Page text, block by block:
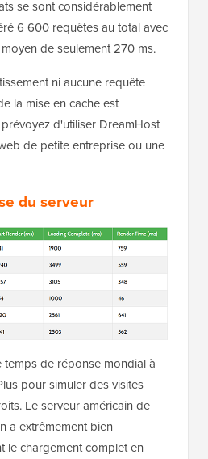
se sont considérablement
6 600 requêtes au total avec
de seulement 270 ms.
ni aucune requête
la mise en cache est
d'utiliser DreamHost
de petite entreprise ou une
du serveur
temps de réponse mondial à
pour simuler des visites
Le serveur américain de
a extrêmement bien
le chargement complet en